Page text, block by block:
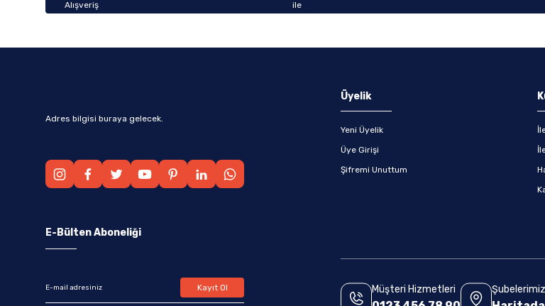
Adres bilgisi buraya gelecek.
Üyelik
Yeni Üyelik
Üye Girişi
Şifremi Unuttum
E-Bülten Aboneliği
Kayıt Ol Müşteri Hizmetleri Şubelerimiz